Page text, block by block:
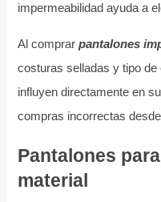
impermeabilidad ayuda a
Al comprar pantalones
costuras selladas y tipo
influyen directamente en
compras incorrectas
Pantalones
material